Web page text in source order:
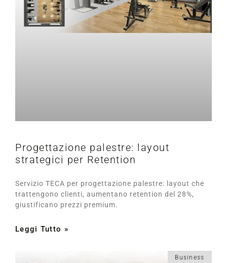
Progettazione palestre: layout
strategici per Retention
Servizio TECA per progettazione palestre: layout che
trattengono clienti, aumentano retention del 28%,
giustificano prezzi premium.
Leggi Tutto »
Business